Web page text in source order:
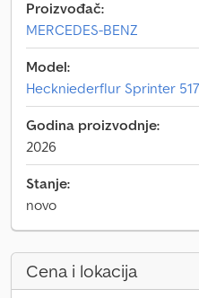
Proizvođač:
MERCEDES-BENZ
Model:
Heckniederflur Sprinter
Godina proizvodnje:
2026
Stanje:
novo
Cena i lokacija